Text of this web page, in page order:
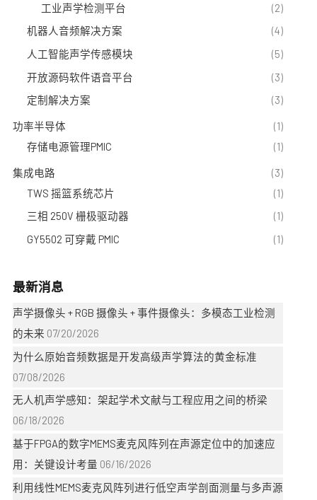
工业声学检测平台
(2)
机器人音频解决方案
(4)
人工智能声学传感模块
(5)
开放源码软件语音平台
(3)
定制解决方案
(3)
功率半导体
(1)
存储电源管理PMIC
(1)
集成电路
(3)
TWS 摇篮系统芯片
(1)
三相 250V 栅极驱动器
(1)
GY5502 可穿戴 PMIC
(1)
最新消息
声学摄像头 + RGB 摄像头 + 事件摄像头：多模态工业检测
的未来 07/20/2026
为什么原始音频数据是开发高级声学算法的黄金标准
07/08/2026
无人机声学感知：架起学术文献与工程应用之间的桥梁
06/18/2026
基于FPGA的数字MEMS麦克风阵列在声源定位中的加速应
用：关键设计考量 06/16/2026
利用线性MEMS麦克风阵列进行低空声学剖面测量与多声源